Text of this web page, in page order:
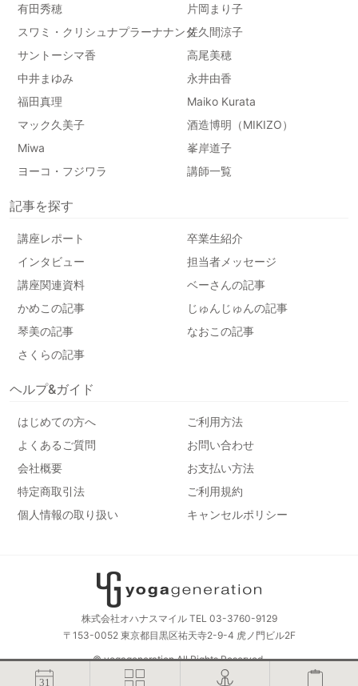
有田秀穂
片岡まり子
スワミ・クリシュナプラーナナンダ佐久間涼子
サントーシマ香
高尾美穂
中井まゆみ
永井由香
福田真理
Maiko Kurata
マック久美子
酒造博明（MIKIZO）
Miwa
峯岸道子
ヨーコ・フジワラ
講師一覧
記事を探す
講座レポート
卒業生紹介
インタビュー
担当者メッセージ
講座関連資料
ベーさんの記事
かめこの記事
じゅんじゅんの記事
琴美の記事
なおこの記事
さくらの記事
ヘルプ&ガイド
はじめての方へ
ご利用方法
よくあるご質問
お問い合わせ
会社概要
お支払い方法
特定商取引法
ご利用規約
個人情報の取り扱い
キャンセルポリシー
株式会社オハナスマイル TEL 03-3760-9129
〒153-0052 東京都目黒区祐天寺2-9-4 虎ノ門ビル2F
© yogageneration All Rights Reserved.